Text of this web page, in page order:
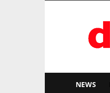
pixx
NEWS